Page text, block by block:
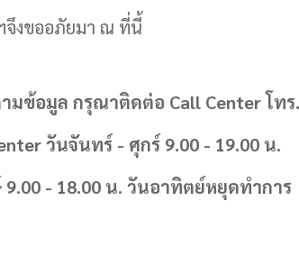
จึงขออภัยมา ณ ที่นี้
มข้อมูล กรุณาติดต่อ Call Center โทร
วันจันทร์ - ศุกร์ 9.00 - 19.00 น.
- 18.00 น. วันอาทิตย์หยุดทำการ